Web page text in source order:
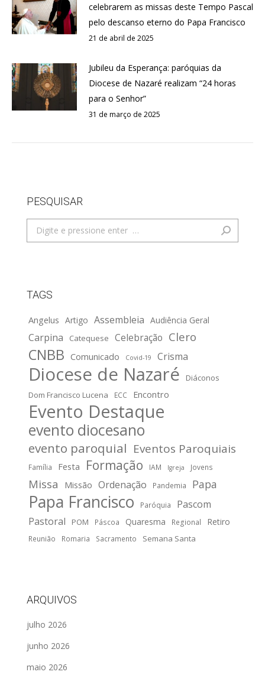
celebrarem as missas deste Tempo Pascal
pelo descanso eterno do Papa Francisco
21 de abril de 2025
Jubileu da Esperança: paróquias da
Diocese de Nazaré realizam “24 horas
para o Senhor”
31 de março de 2025
PESQUISAR
Search:
TAGS
Angelus Artigo Assembleia Audiência Geral
Carpina Catequese Celebração Clero
CNBB Comunicado Covid-19 Crisma
Diocese de Nazaré
Diáconos
Dom Francisco Lucena
ECC Encontro
Evento Destaque
evento diocesano
evento paroquial Eventos Paroquiais
Família Festa Formação IAM Igreja Jovens
Missa Missão Ordenação Pandemia Papa
Papa Francisco Paróquia
Pascom
Pastoral
POM Páscoa Quaresma Regional Retiro
Reunião Romaria Sacramento Semana Santa
ARQUIVOS
julho 2026
junho 2026
maio 2026